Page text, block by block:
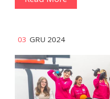
03 GRU 2024